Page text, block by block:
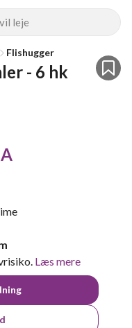
leje
Flishugger
- 6 hk
Læs mere